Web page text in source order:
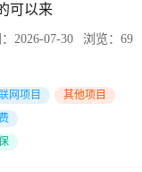
可以来
2026-07-30 浏览： 69
网项目 其他项目